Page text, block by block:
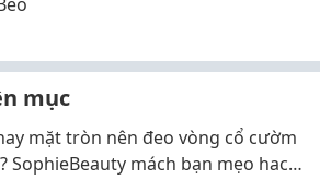
mục
mặt tròn nên đeo vòng cổ cườm
SophieBeauty mách bạn mẹo hack